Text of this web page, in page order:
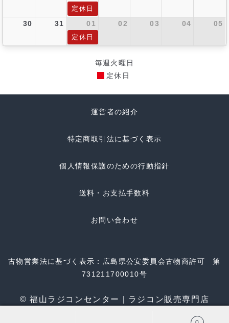
定休日
30 31 01 02 03 04 05
定休日
毎週火曜日
定休日
運営者の紹介
特定商取引法に基づく表示
個人情報保護のための行動指針
送料・お支払手数料
お問い合わせ
古物営業法に基づく表示：広島県公安委員会古物商許可 第
731211700010号
© 福山ラジコンセンター | ラジコン販売専門店